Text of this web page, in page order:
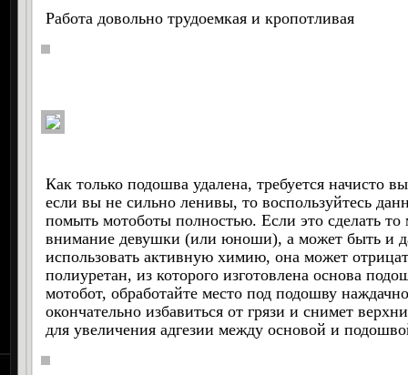
Работа довольно трудоемкая и кропотливая
Как только подошва удалена, требуется начисто
если вы не сильно ленивы, то воспользуйтесь
помыть мотоботы полностью. Если это сделать
внимание девушки (или юноши), а может быть и
использовать активную химию, она может
полиуретан, из которого изготовлена основа
мотобот, обработайте место под подошву
окончательно избавиться от грязи и снимет
для увеличения адгезии между основой и